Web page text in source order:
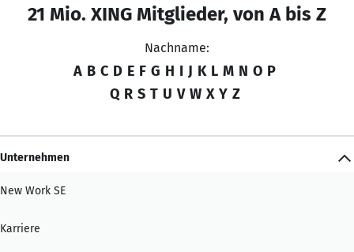
21 Mio. XING Mitglieder, von A bis Z
Nachname:
A B C D E F G H I J K L M N O P
Q R S T U V W X Y Z
Unternehmen
New Work SE
Karriere